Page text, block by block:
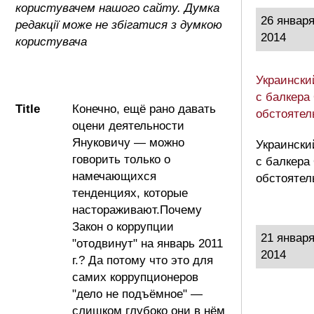
користувачем нашого сайту. Думка
редакції може не збігатися з думкою
користувача
Title
Конечно, ещё рано давать
оцени деятельности
Януковичу — можно
говорить только о
намечающихся
тенденциях, которые
настораживают.Почему
Закон о коррупции
"отодвинут" на январь 2011
г.? Да потому что это для
самих коррупционеров
"дело не подъёмное" —
слишком глубоко они в нём
26 января
2014
с
с
21 января
2014